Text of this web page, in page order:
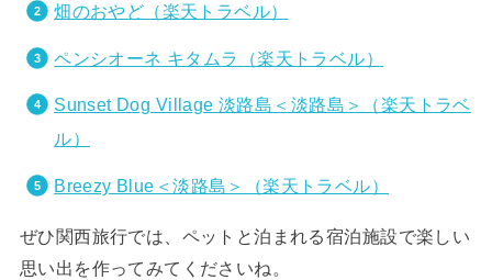
畑のおやど（楽天トラベル）
ペンシオーネ キタムラ（楽天トラベル）
Sunset Dog Village 淡路島＜淡路島＞（楽天トラベ
ル）
Breezy Blue＜淡路島＞（楽天トラベル）
ぜひ関西旅行では、ペットと泊まれる宿泊施設で楽しい
思い出を作ってみてくださいね。